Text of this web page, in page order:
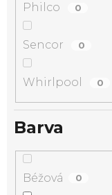
Philco 0
Sencor 0
Whirlpool 0
Barva
Béžová 0